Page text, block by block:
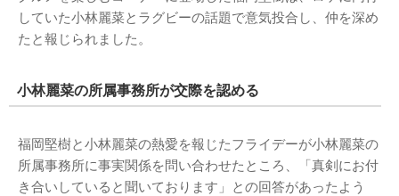
していた小林麗菜とラグビーの話題で意気投合し、仲を深め
たと報じられました。
小林麗菜の所属事務所が交際を認める
福岡堅樹と小林麗菜の熱愛を報じたフライデーが小林麗菜の
所属事務所に事実関係を問い合わせたところ、「真剣にお付
き合いしていると聞いております」との回答があったよう